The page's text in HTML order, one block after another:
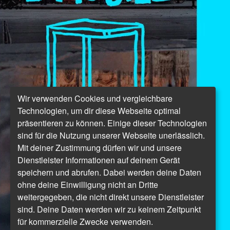
Wir verwenden Cookies und vergleichbare
Technologien, um dir diese Webseite optimal
präsentieren zu können. Einige dieser Technologien
sind für die Nutzung unserer Webseite unerlässlich.
Mit deiner Zustimmung dürfen wir und unsere
Dienstleister Informationen auf deinem Gerät
speichern und abrufen. Dabei werden deine Daten
ohne deine Einwilligung nicht an Dritte
weitergegeben, die nicht direkt unsere Dienstleister
sind. Deine Daten werden wir zu keinem Zeitpunkt
für kommerzielle Zwecke verwenden.